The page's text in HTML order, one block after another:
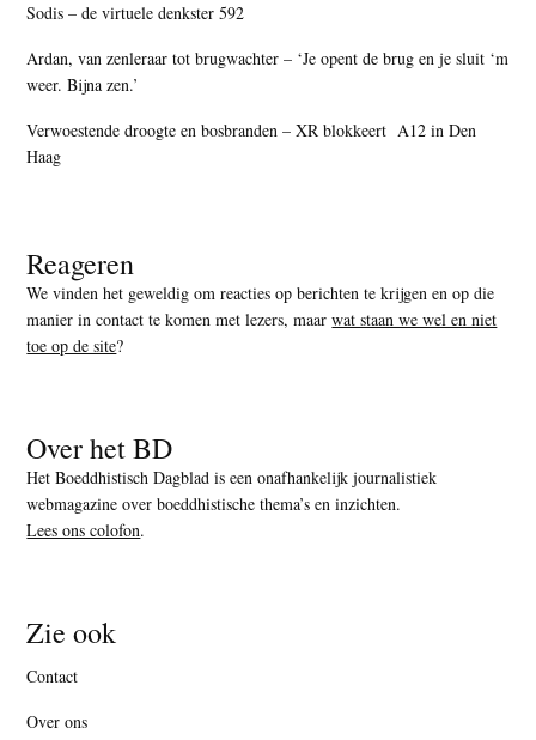
Sodis – de virtuele denkster 592
Ardan, van zenleraar tot brugwachter – ‘Je opent de brug en je sluit ‘m
weer. Bijna zen.’
Verwoestende droogte en bosbranden – XR blokkeert A12 in Den
Haag
Reageren
We vinden het geweldig om reacties op berichten te krijgen en op die
manier in contact te komen met lezers, maarwat staan we wel en niet
toe op de site?
Over het BD
Het Boeddhistisch Dagblad is een onafhankelijk journalistiek
webmagazine over boeddhistische thema’s en inzichten.
Lees ons colofon.
Zie ook
Contact
Over ons